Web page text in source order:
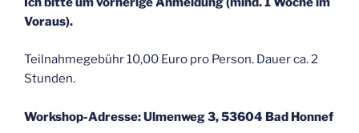
Voraus).
Teilnahmegebühr 10,00 Euro pro Person. Dauer ca. 2
Stunden.
Workshop-Adresse: Ulmenweg 3, 53604 Bad Honnef